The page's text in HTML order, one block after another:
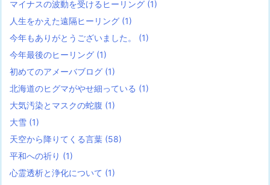
マイナスの波動を受けるヒーリング (1)
人生をかえた遠隔ヒーリング (1)
今年もありがとうございました。 (1)
今年最後のヒーリング (1)
初めてのアメーバブログ (1)
北海道のヒグマがやせ細っている (1)
大気汚染とマスクの蛇腹 (1)
大雪 (1)
天空から降りてくる言葉 (58)
平和への祈り (1)
心霊透析と浄化について (1)